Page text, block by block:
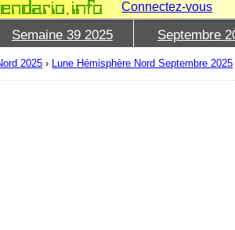
Connectez-vous
Semaine 39 2025 Septembre
2025 › Lune Hémisphère Nord Septembre 2025